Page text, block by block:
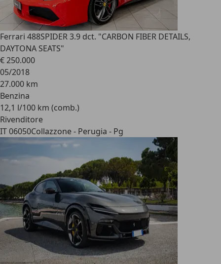
Ferrari 488SPIDER 3.9 dct. "CARBON FIBER DETAILS,
DAYTONA SEATS"
€ 250.000
05/2018
27.000 km
Benzina
12,1 l/100 km (comb.)
Rivenditore
IT 06050Collazzone - Perugia - Pg